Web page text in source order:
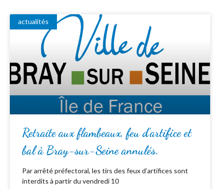
actualités
Retraite aux flambeaux, feu d’artifice et
bal à Bray-sur-Seine annulés.
Par arrêté préfectoral, les tirs des feux d’artifices sont
interdits à partir du vendredi 10